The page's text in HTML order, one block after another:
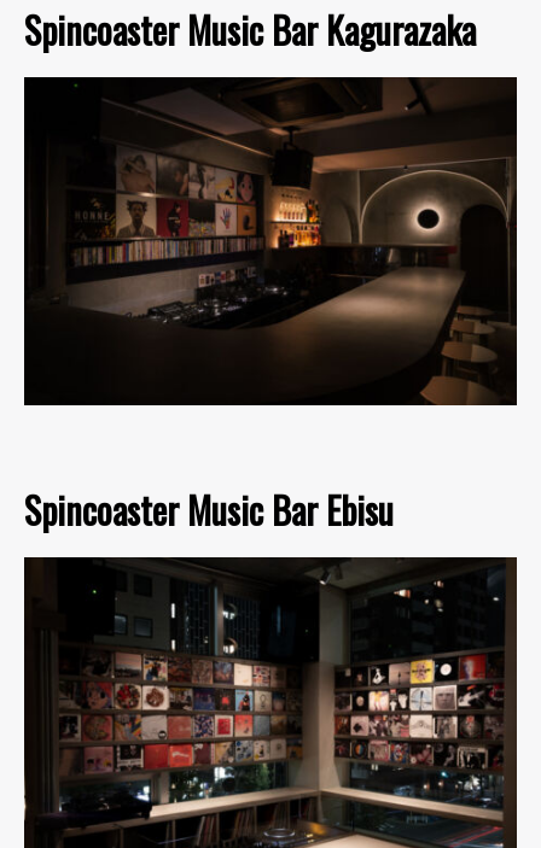
Spincoaster Music Bar Kagurazaka
Spincoaster Music Bar Ebisu